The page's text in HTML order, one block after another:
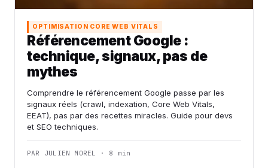
OPTIMISATION CORE WEB VITALS
Référencement Google :
technique, signaux, pas de
mythes
Comprendre le référencement Google passe par les
signaux réels (crawl, indexation, Core Web Vitals,
EEAT), pas par des recettes miracles. Guide pour devs
et SEO techniques.
PAR JULIEN MOREL · 8 min